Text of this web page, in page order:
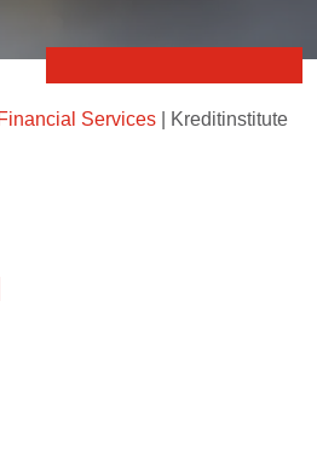
Financial Services Kreditinstitute